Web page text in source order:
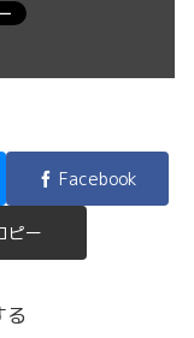
Facebook
ピー
る